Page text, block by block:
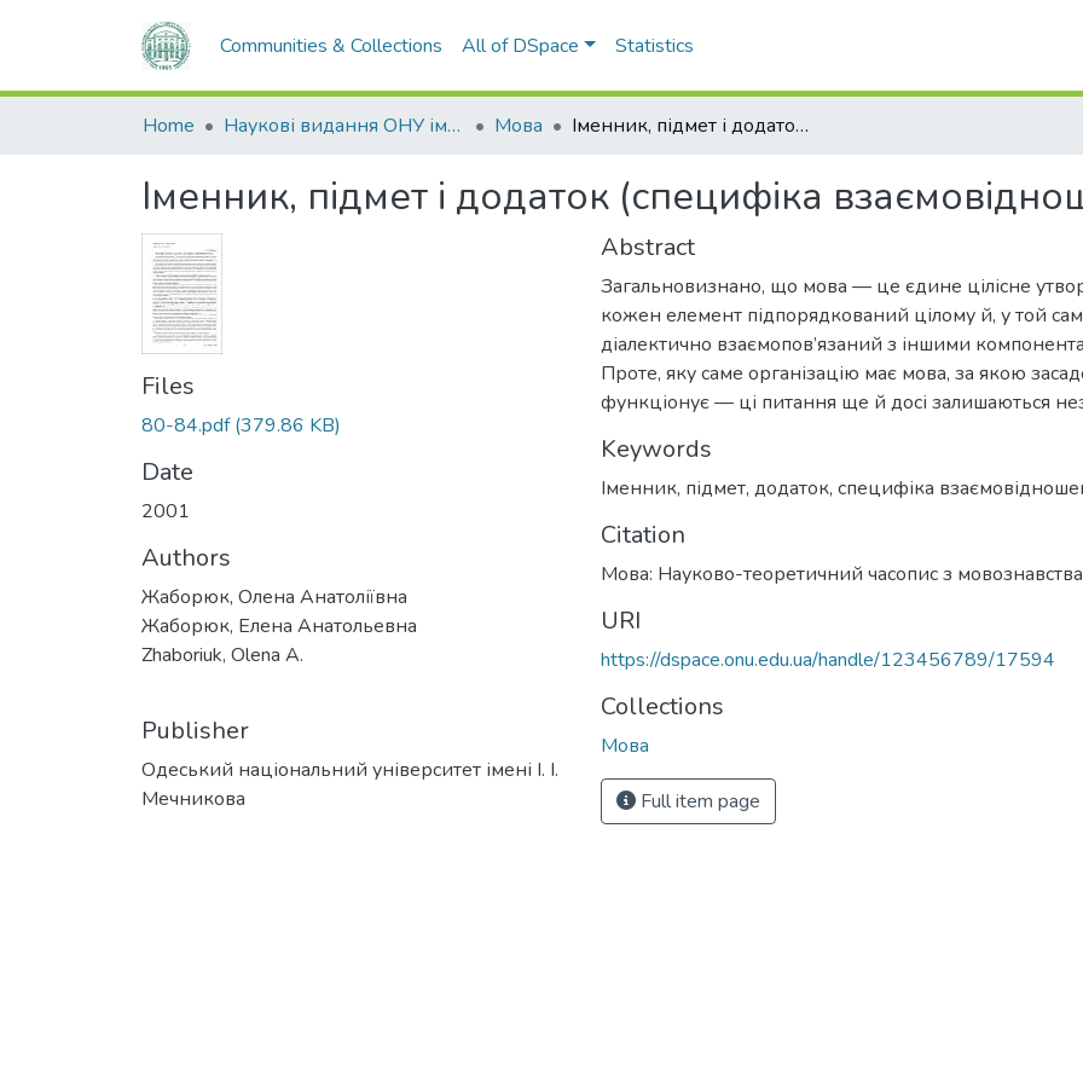
Communities & Collections All of DSpace Statistics
Home Наукові видання ОНУ імені І. І. Мечникова Мова Іменник, підмет і додаток (специфіка взаємовідношень)
Іменник, підмет і додаток (специфіка
Files
80-84.pdf(379.86 KB)
Date
2001
Authors
Жаборюк, Олена Анатоліївна
Жаборюк, Елена Анатольевна
Zhaboriuk, Olena A.
Publisher
Одеський національний університет імені І. І.
Мечникова
Abstract
Загальновизнано, що мова — це єдине цілісне
кожен елемент підпорядкований цілому й, у той
діалектично взаємопов’язаний з іншими
Проте, яку саме організацію має мова, за якою
функціонує — ці питання ще й досі залишаються
Keywords
Іменник, підмет, додаток, специфіка
Citation
Мова: Науково-теоретичний часопис з мовознавства
URI
https://dspace.onu.edu.ua/handle/123456789/17594
Collections
Мова
Full item page